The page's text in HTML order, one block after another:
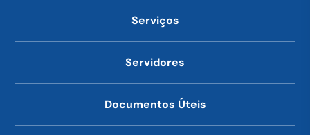
Serviços
Servidores
Documentos Úteis